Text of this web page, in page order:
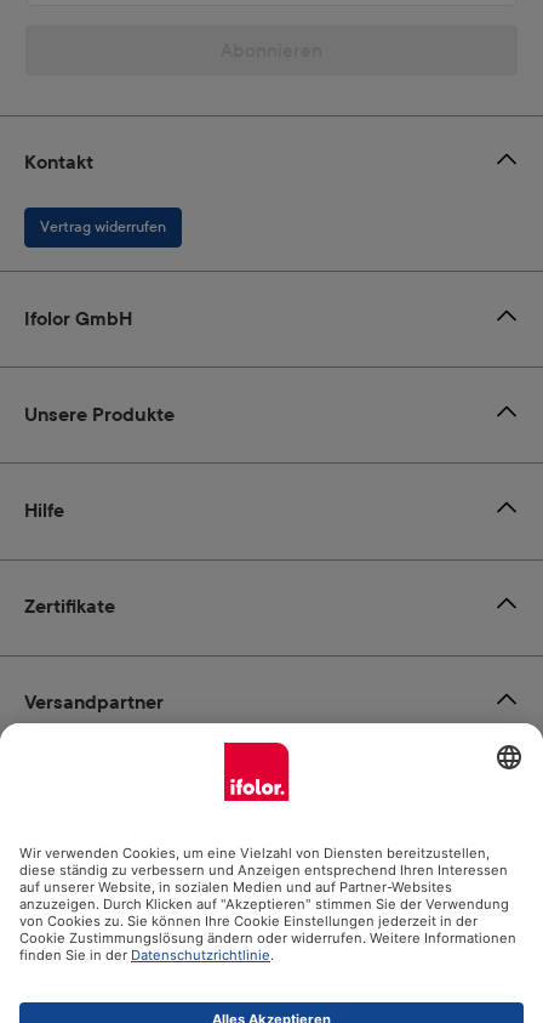
Zertifikate
Kontakt
Vertrag widerrufen
Ifolor GmbH
Unsere Produkte
Hilfe
Zahlungsmöglichkeiten
Social Media
Versandpartner